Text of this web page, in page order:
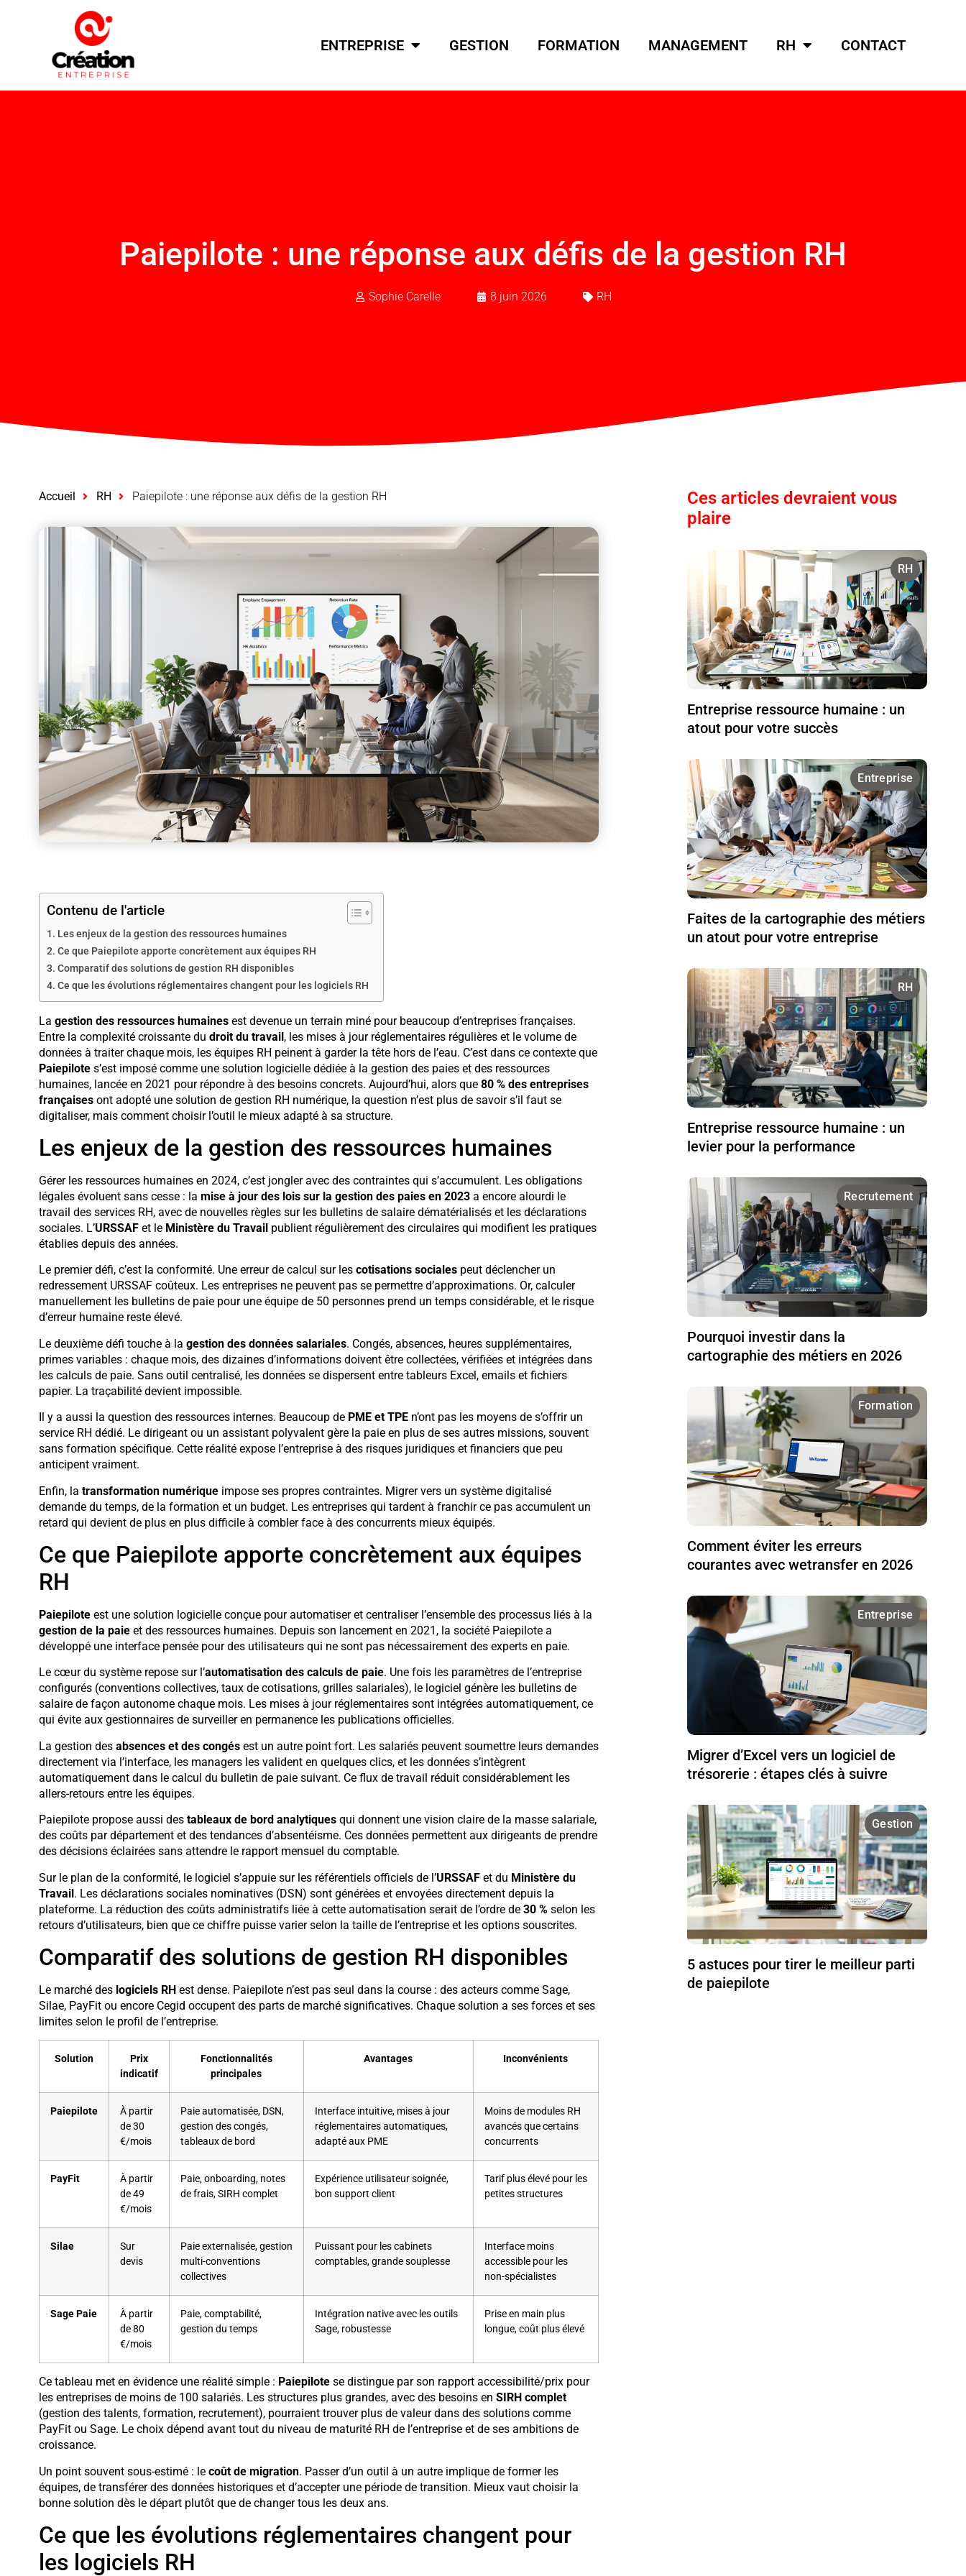
ENTREPRISE GESTION FORMATION MANAGEMENT RH CONTACT
Paiepilote : une réponse aux défis de la gestion RH
Sophie Carelle 8 juin 2026 RH
Accueil RH Paiepilote : une réponse aux défis de la gestion RH
Contenu de l'article
Les enjeux de la gestion des ressources humaines
Ce que Paiepilote apporte concrètement aux équipes RH
Comparatif des solutions de gestion RH disponibles
Ce que les évolutions réglementaires changent pour les logiciels RH
La gestion des ressources humainesest devenue un terrain miné pour beaucoup d’entreprises françaises.
Entre la complexité croissante du droit du travail, les mises à jour réglementaires régulières et le volume de
données à traiter chaque mois, les équipes RH peinent à garder la tête hors de l’eau. C’est dans ce contexte que
Paiepilotes’est imposé comme une solution logicielle dédiée à la gestion des paies et des ressources
humaines, lancée en 2021 pour répondre à des besoins concrets. Aujourd’hui, alors que 80 % des entreprises
françaisesont adopté une solution de gestion RH numérique, la question n’est plus de savoir s’il faut se
digitaliser, mais comment choisir l’outil le mieux adapté à sa structure.
Les enjeux de la gestion des ressources humaines
Gérer les ressources humaines en 2024, c’est jongler avec des contraintes qui s’accumulent. Les obligations
légales évoluent sans cesse : la mise à jour des lois sur la gestion des paies en 2023a encore alourdi le
travail des services RH, avec de nouvelles règles sur les bulletins de salaire dématérialisés et les déclarations
sociales. L’URSSAFet le Ministère du Travailpublient régulièrement des circulaires qui modifient les pratiques
établies depuis des années.
Le premier défi, c’est la conformité. Une erreur de calcul sur les cotisations socialespeut déclencher un
redressement URSSAF coûteux. Les entreprises ne peuvent pas se permettre d’approximations. Or, calculer
manuellement les bulletins de paie pour une équipe de 50 personnes prend un temps considérable, et le risque
d’erreur humaine reste élevé.
Le deuxième défi touche à la gestion des données salariales. Congés, absences, heures supplémentaires,
primes variables : chaque mois, des dizaines d’informations doivent être collectées, vérifiées et intégrées dans
les calculs de paie. Sans outil centralisé, les données se dispersent entre tableurs Excel, emails et fichiers
papier. La traçabilité devient impossible.
Il y a aussi la question des ressources internes. Beaucoup de PME et TPEn’ont pas les moyens de s’offrir un
service RH dédié. Le dirigeant ou un assistant polyvalent gère la paie en plus de ses autres missions, souvent
sans formation spécifique. Cette réalité expose l’entreprise à des risques juridiques et financiers que peu
anticipent vraiment.
Enfin, la transformation numériqueimpose ses propres contraintes. Migrer vers un système digitalisé
demande du temps, de la formation et un budget. Les entreprises qui tardent à franchir ce pas accumulent un
retard qui devient de plus en plus difficile à combler face à des concurrents mieux équipés.
Ce que Paiepilote apporte concrètement aux équipes
RH
Paiepiloteest une solution logicielle conçue pour automatiser et centraliser l’ensemble des processus liés à la
gestion de la paieet des ressources humaines. Depuis son lancement en 2021, la société Paiepilote a
développé une interface pensée pour des utilisateurs qui ne sont pas nécessairement des experts en paie.
Le cœur du système repose sur l’automatisation des calculs de paie. Une fois les paramètres de l’entreprise
configurés (conventions collectives, taux de cotisations, grilles salariales), le logiciel génère les bulletins de
salaire de façon autonome chaque mois. Les mises à jour réglementaires sont intégrées automatiquement, ce
qui évite aux gestionnaires de surveiller en permanence les publications officielles.
La gestion des absences et des congésest un autre point fort. Les salariés peuvent soumettre leurs demandes
directement via l’interface, les managers les valident en quelques clics, et les données s’intègrent
automatiquement dans le calcul du bulletin de paie suivant. Ce flux de travail réduit considérablement les
allers-retours entre les équipes.
Paiepilote propose aussi des tableaux de bord analytiquesqui donnent une vision claire de la masse salariale,
des coûts par département et des tendances d’absentéisme. Ces données permettent aux dirigeants de prendre
des décisions éclairées sans attendre le rapport mensuel du comptable.
Sur le plan de la conformité, le logiciel s’appuie sur les référentiels officiels de l’URSSAFet du Ministère du
Travail. Les déclarations sociales nominatives (DSN) sont générées et envoyées directement depuis la
plateforme. La réduction des coûts administratifs liée à cette automatisation serait de l’ordre de 30 %selon les
retours d’utilisateurs, bien que ce chiffre puisse varier selon la taille de l’entreprise et les options souscrites.
Comparatif des solutions de gestion RH disponibles
Le marché des logiciels RHest dense. Paiepilote n’est pas seul dans la course : des acteurs comme Sage,
Silae, PayFit ou encore Cegid occupent des parts de marché significatives. Chaque solution a ses forces et ses
limites selon le profil de l’entreprise.
Solution
Prix
indicatif
Fonctionnalités
principales
Avantages Inconvénients
Paiepilote
À partir
de 30
€/mois
Paie automatisée, DSN,
gestion des congés,
tableaux de bord
Interface intuitive, mises à jour
réglementaires automatiques,
adapté aux PME
Moins de modules RH
avancés que certains
concurrents
PayFit
À partir
de 49
€/mois
Paie, onboarding, notes
de frais, SIRH complet
Expérience utilisateur soignée,
bon support client
Tarif plus élevé pour les
petites structures
Silae
Sur
devis
Paie externalisée, gestion
multi-conventions
collectives
Puissant pour les cabinets
comptables, grande souplesse
Interface moins
accessible pour les
non-spécialistes
Sage Paie
À partir
de 80
€/mois
Paie, comptabilité,
gestion du temps
Intégration native avec les outils
Sage, robustesse
Prise en main plus
longue, coût plus élevé
Ce tableau met en évidence une réalité simple : Paiepilotese distingue par son rapport accessibilité/prix pour
les entreprises de moins de 100 salariés. Les structures plus grandes, avec des besoins en SIRH complet
(gestion des talents, formation, recrutement), pourraient trouver plus de valeur dans des solutions comme
PayFit ou Sage. Le choix dépend avant tout du niveau de maturité RH de l’entreprise et de ses ambitions de
croissance.
Un point souvent sous-estimé : le coût de migration. Passer d’un outil à un autre implique de former les
équipes, de transférer des données historiques et d’accepter une période de transition. Mieux vaut choisir la
bonne solution dès le départ plutôt que de changer tous les deux ans.
Ce que les évolutions réglementaires changent pour
les logiciels RH
Ces articles devraient vous
plaire
RH
Entreprise ressource humaine : un
atout pour votre succès
Entreprise
Faites de la cartographie des métiers
un atout pour votre entreprise
RH
Entreprise ressource humaine : un
levier pour la performance
Recrutement
Pourquoi investir dans la
cartographie des métiers en 2026
Formation
Comment éviter les erreurs
courantes avec wetransfer en 2026
Entreprise
Migrer d’Excel vers un logiciel de
trésorerie : étapes clés à suivre
Gestion
5 astuces pour tirer le meilleur parti
de paiepilote